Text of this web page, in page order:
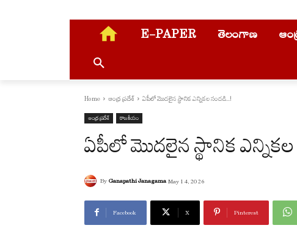
E-PAPER తెలంగాణ
Home ఆంధ్ర ప్రదేశ్ ఏపీలో మొద‌లైన‌ స్థానిక ఎన్నికల సందడి...!
ఆంధ్ర ప్రదేశ్ రాజకీయం
ఏపీలో మొద‌లైన‌ స్థానిక
By Ganapathi Janagama May 14, 2026
Facebook X Pinterest